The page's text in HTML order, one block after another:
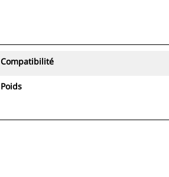
Compatibilité
Poids